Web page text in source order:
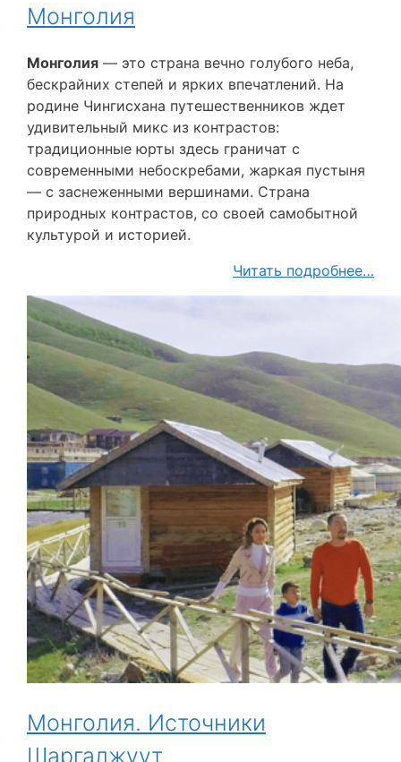
Монголия
Монголия — это страна вечно голубого неба,
бескрайних степей и ярких впечатлений. На
родине Чингисхана путешественников ждет
удивительный микс из контрастов:
традиционные юрты здесь граничат с
современными небоскребами, жаркая пустыня
— с заснеженными вершинами. Страна
природных контрастов, со своей самобытной
культурой и историей.
Читать подробнее…
Монголия. Источники
Шаргалжуут